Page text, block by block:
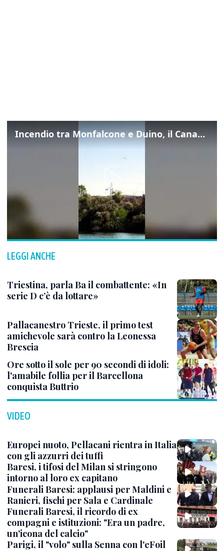
Incendio tra Monfalcone e Duino, il Canadair in azione per fermare le fiamme sul fronte dell’A4
LEGGI ANCHE
Triestina, parla Ba il combattente: «In
serie D c’è da lottare»
Pallacanestro Trieste, il primo test
amichevole sarà contro la Leonessa
Brescia
Ore sotto il sole per 90 secondi di idoli:
l'amabile follia per il Barcellona
conquista Buttrio
VIDEO
Europei nuoto, Pellacani rientra in Italia
con gli azzurri dei tuffi
Baresi, i tifosi del Milan si stringono
intorno al loro ex capitano
Funerali Baresi: applausi per Maldini e
Ranieri, fischi per Sala e Cardinale
Funerali Baresi, il ricordo di ex
compagni e istituzioni: "Era un padre,
un'icona del calcio"
Parigi, il "volo" sulla Senna con l'eFoil